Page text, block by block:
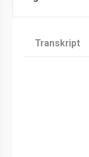
Transkript